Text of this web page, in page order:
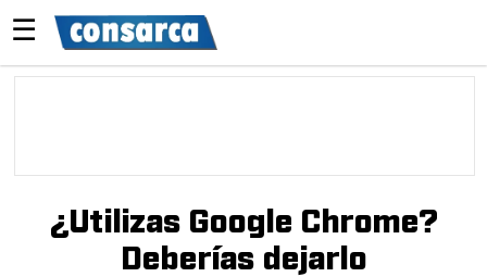
☰
¿Utilizas Google Chrome?
Deberías dejarlo